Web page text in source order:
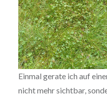
Einmal gerate ich auf
nicht mehr sichtbar,